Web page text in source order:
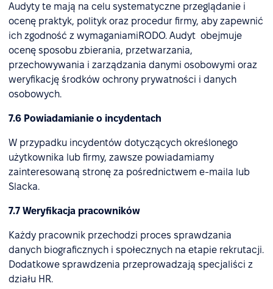
Audyty te mają na celu systematyczne przeglądanie i
ocenę praktyk, polityk oraz procedur firmy, aby zapewnić
ich zgodność z wymaganiamiRODO. Audyt obejmuje
ocenę sposobu zbierania, przetwarzania,
przechowywania i zarządzania danymi osobowymi oraz
weryfikację środków ochrony prywatności i danych
osobowych.
7.6 Powiadamianie o incydentach
W przypadku incydentów dotyczących określonego
użytkownika lub firmy, zawsze powiadamiamy
zainteresowaną stronę za pośrednictwem e-maila lub
Slacka.
7.7 Weryfikacja pracowników
Każdy pracownik przechodzi proces sprawdzania
danych biograficznych i społecznych na etapie rekrutacji.
Dodatkowe sprawdzenia przeprowadzają specjaliści z
działu HR.